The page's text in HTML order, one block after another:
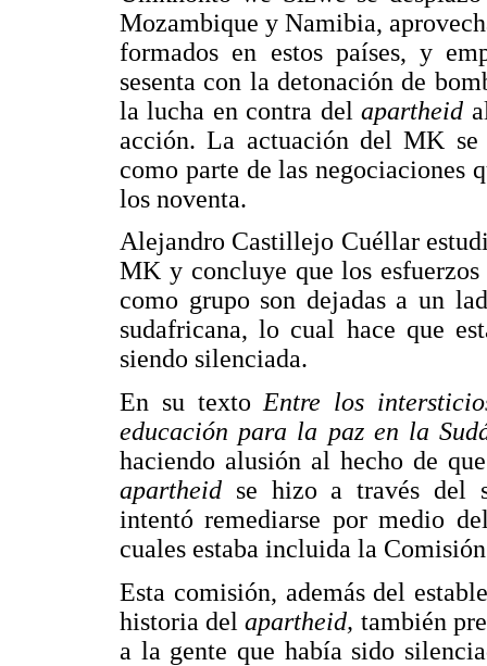
Mozambique y Namibia,
formados en estos países, y
sesenta con la detonación de
la lucha en contra delapartheid
acción. La actuación del MK
como parte de las negociaciones
los noventa.
Alejandro Castillejo Cuéllar
MK y concluye que los
como grupo son dejadas a un
sudafricana, lo cual hace que
siendo silenciada.
En su texto Entre los
educación para la paz en la
haciendo alusión al hecho de
apartheid se hizo a través del
intentó remediarse por medio
cuales estaba incluida la
Esta comisión, además del
historia delapartheid, también
a la gente que había sido